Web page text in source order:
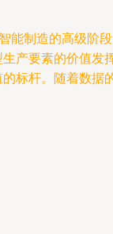
制造的高级阶
产要素的价值发
标杆。随着数据